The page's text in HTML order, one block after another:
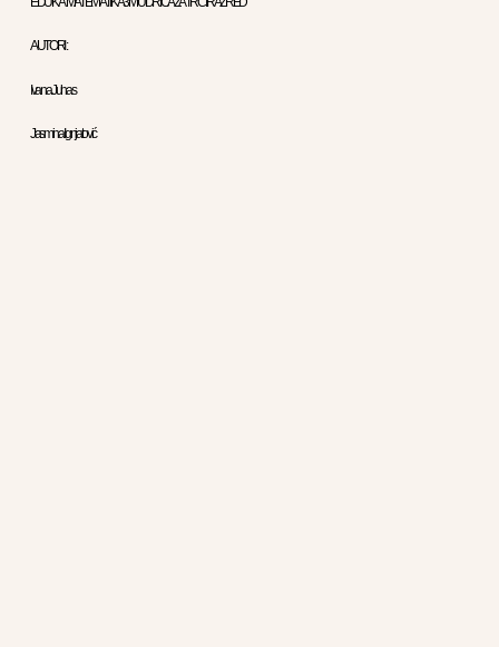
AUTORI :
Ivana Juhas
Jasmina Ignjatović